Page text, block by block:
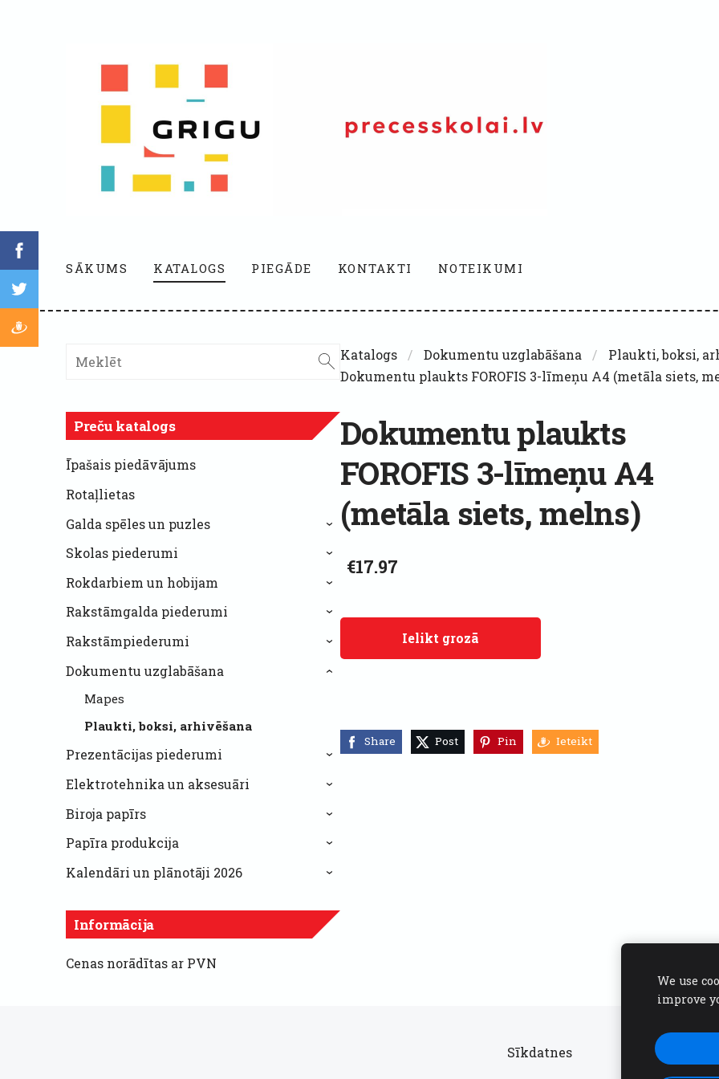
SĀKUMS KATALOGS PIEGĀDE KONTAKTI NOTEIKUMI
Preču katalogs
Īpašais piedāvājums
Rotaļlietas
Galda spēles un puzles
›
Skolas piederumi ›
Rokdarbiem un hobijam ›
Rakstāmgalda piederumi ›
Rakstāmpiederumi ›
Dokumentu uzglabāšana
Mapes
Plaukti, boksi, arhivēšana
›
Prezentācijas piederumi ›
Elektrotehnika un aksesuāri ›
Biroja papīrs ›
Papīra produkcija ›
Kalendāri un plānotāji 2026 ›
Informācija
Cenas norādītas ar PVN
Katalogs Dokumentu uzglabāšana
Plaukti, boksi,
Dokumentu plaukts FOROFIS 3-līmeņu A4 (metāla siets,
Dokumentu plaukts
FOROFIS 3-līmeņu A4
(metāla siets, melns)
€17.97
Ielikt grozā
Share Post Pin Ieteikt
Sīkdatnes
We use
improve